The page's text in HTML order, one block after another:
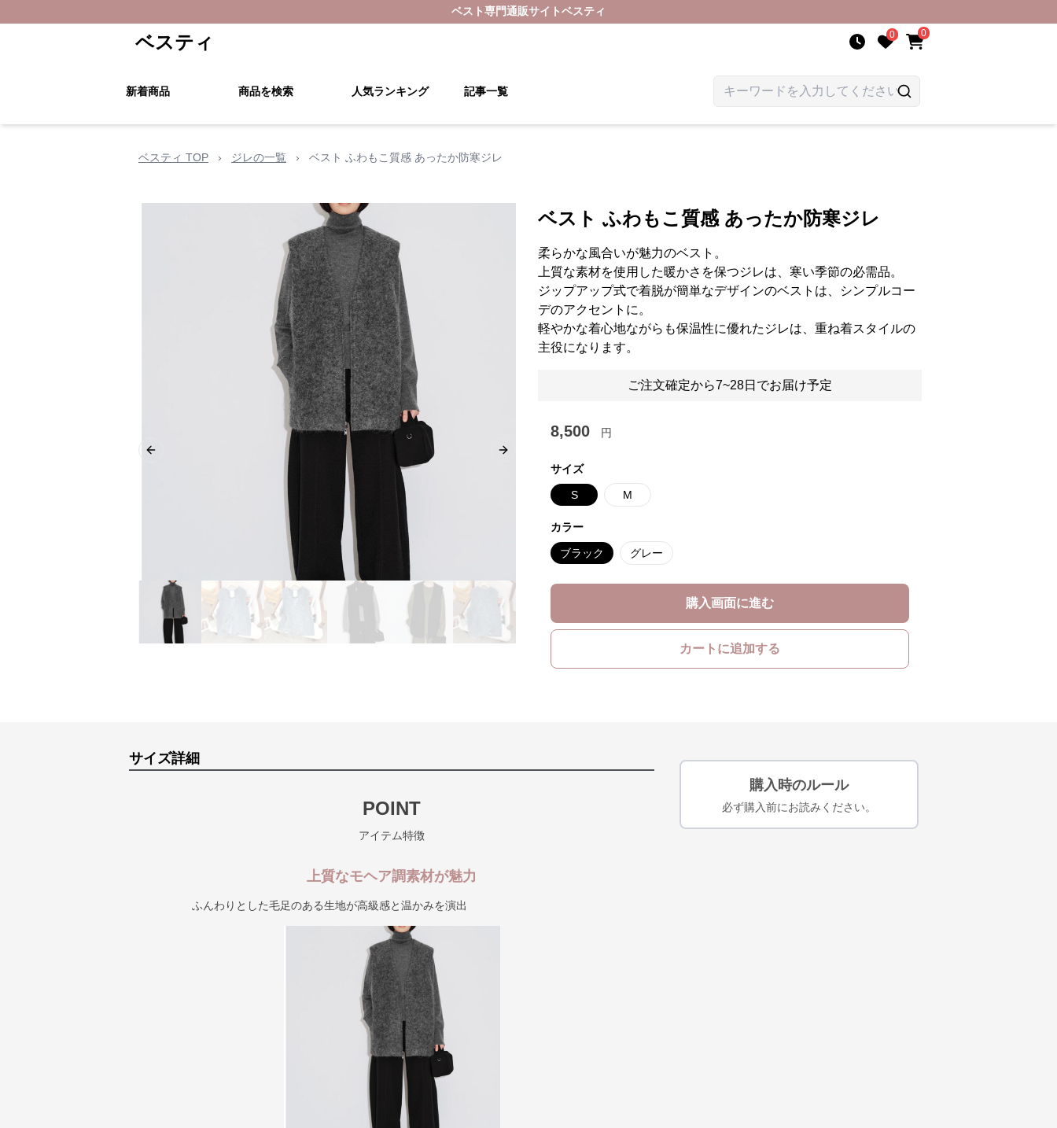
ベスト専門通販サイトベスティ
ベスティ 0 0
新着商品 商品を検索 人気ランキング 記事一覧
ベスティ TOP › ジレの一覧 › ベスト ふわもこ質感 あったか防寒ジレ
Previous slide Next slide
ベスト ふわもこ質感 あったか防寒ジレ
柔らかな風合いが魅力のベスト。
上質な素材を使用した暖かさを保つジレは、寒い季節の必需品。
ジップアップ式で着脱が簡単なデザインのベストは、シンプルコー
デのアクセントに。
軽やかな着心地ながらも保温性に優れたジレは、重ね着スタイルの
主役になります。
ご注文確定から7~28日でお届け予定
8,500 円
サイズ
S M
カラー
ブラック グレー
購入画面に進む
カートに追加する
サイズ詳細
POINT
アイテム特徴
上質なモヘア調素材が魅力
ふんわりとした毛足のある生地が高級感と温かみを演出
購入時のルール
必ず購入前にお読みください。